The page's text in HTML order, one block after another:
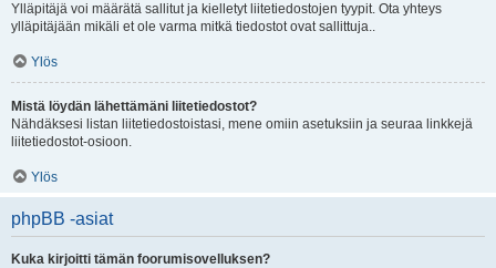
Ylläpitäjä voi määrätä sallitut ja kielletyt liitetiedostojen tyypit. Ota yhteys
ylläpitäjään mikäli et ole varma mitkä tiedostot ovat sallittuja..
Ylös
Mistä löydän lähettämäni liitetiedostot?
Nähdäksesi listan liitetiedostoistasi, mene omiin asetuksiin ja seuraa linkkejä
liitetiedostot-osioon.
Ylös
phpBB -asiat
Kuka kirjoitti tämän foorumisovelluksen?